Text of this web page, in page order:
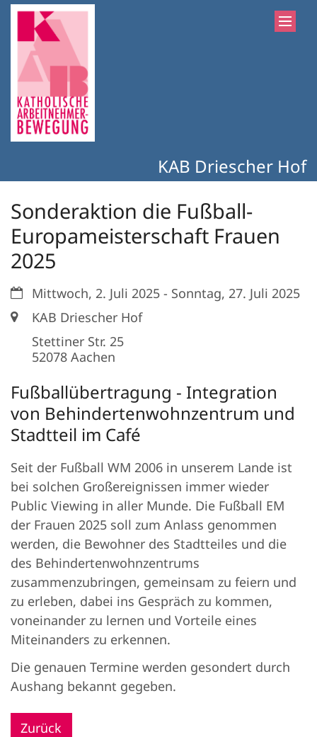
Zum Inhalt springen
KAB Driescher Hof
Sonderaktion die Fußball-
Europameisterschaft Frauen
2025
Datum:Mittwoch, 2. Juli 2025 - Sonntag, 27. Juli 2025
Ort:KAB Driescher Hof
Stettiner Str. 25
52078 Aachen
Fußballübertragung - Integration
von Behindertenwohnzentrum und
Stadtteil im Café
Seit der Fußball WM 2006 in unserem Lande ist
bei solchen Großereignissen immer wieder
Public Viewing in aller Munde. Die Fußball EM
der Frauen 2025 soll zum Anlass genommen
werden, die Bewohner des Stadtteiles und die
des Behindertenwohnzentrums
zusammenzubringen, gemeinsam zu feiern und
zu erleben, dabei ins Gespräch zu kommen,
voneinander zu lernen und Vorteile eines
Miteinanders zu erkennen.
Die genauen Termine werden gesondert durch
Aushang bekannt gegeben.
Zurück